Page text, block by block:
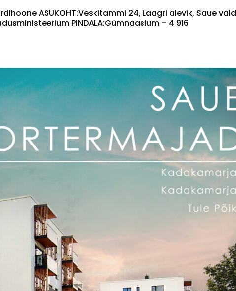
ASUKOHT:Veskitammi 24, Laagri alevik, Saue vald
PINDALA:Gümnaasium – 4 916